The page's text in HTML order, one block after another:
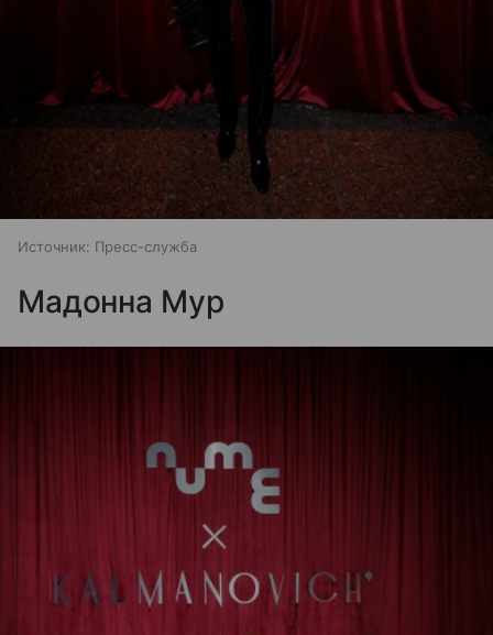
Источник: Пресс-служба
Мадонна Мур